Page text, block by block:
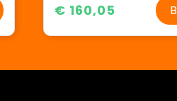
€ 160,05